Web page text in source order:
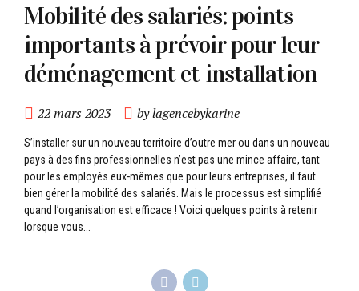
Mobilité des salariés: points
importants à prévoir pour leur
déménagement et installation
22 mars 2023 by lagencebykarine
S’installer sur un nouveau territoire d’outre mer ou dans un nouveau
pays à des fins professionnelles n’est pas une mince affaire, tant
pour les employés eux-mêmes que pour leurs entreprises, il faut
bien gérer la mobilité des salariés. Mais le processus est simplifié
quand l’organisation est efficace ! Voici quelques points à retenir
lorsque vous...